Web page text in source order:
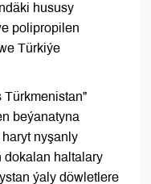
hususy
polipropilen
Türkiýe
beýanatyna
nyşanly
dokalan haltalary
ýaly döwletlere